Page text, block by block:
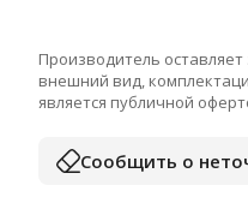
Производитель
внешний вид,
является публичной
Сообщить о